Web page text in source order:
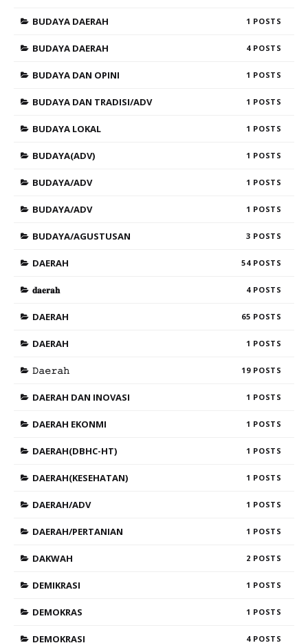
BUDAYA DAERAH 1
BUDAYA DAERAH 4
BUDAYA DAN OPINI 1
BUDAYA DAN TRADISI/ADV 1
BUDAYA LOKAL 1
BUDAYA(ADV) 1
BUDAYA/ADV 1
BUDAYA/ADV 1
BUDAYA/AGUSTUSAN 3
DAERAH 54
𝐝𝐚𝐞𝐫𝐚𝐡 4
DAERAH 65
DAERAH 1
𝙳𝚊𝚎𝚛𝚊𝚑 19
DAERAH DAN INOVASI 1
DAERAH EKONMI 1
DAERAH(DBHC-HT) 1
DAERAH(KESEHATAN) 1
DAERAH/ADV 1
DAERAH/PERTANIAN 1
DAKWAH 2
DEMIKRASI 1
DEMOKRAS 1
DEMOKRASI 4